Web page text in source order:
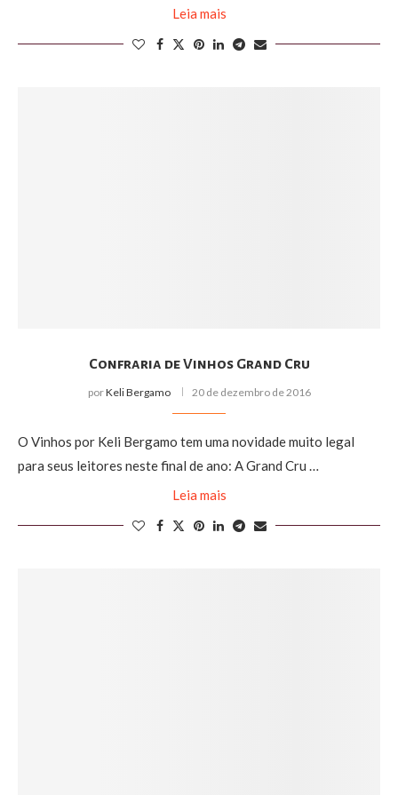
Leia mais
Confraria de Vinhos Grand Cru
porKeli Bergamo 20 de dezembro de 2016
O Vinhos por Keli Bergamo tem uma novidade muito legal
para seus leitores neste final de ano: A Grand Cru …
Leia mais